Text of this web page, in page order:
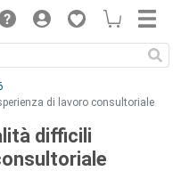
di lavoro consultoriale
difficili